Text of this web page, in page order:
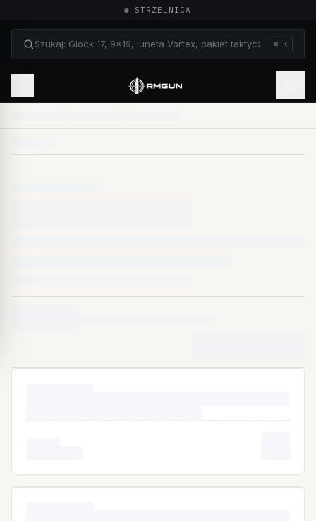
● STRZELNICA
Szukaj: Glock 17, 9×19, luneta Vortex, pakiet
⌘ K